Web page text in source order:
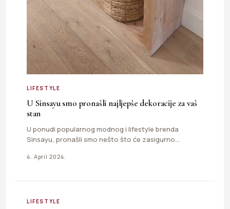
LIFESTYLE
U Sinsayu smo pronašli najljepše dekoracije za vaš
stan
U ponudi popularnog modnog i lifestyle brenda
Sinsayu, pronašli smo nešto što će zasigurno
4. April 2024.
LIFESTYLE